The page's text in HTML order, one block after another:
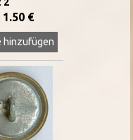
1.50 €
hinzufügen